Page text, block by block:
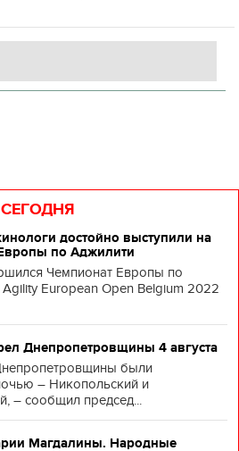
достойно выступили на
по Аджилити
Чемпионат Европы по
European Open Belgium 2022
Днепропетровщины 4 августа
были
– Никопольский и
– сообщил председ...
Магдалины. Народные